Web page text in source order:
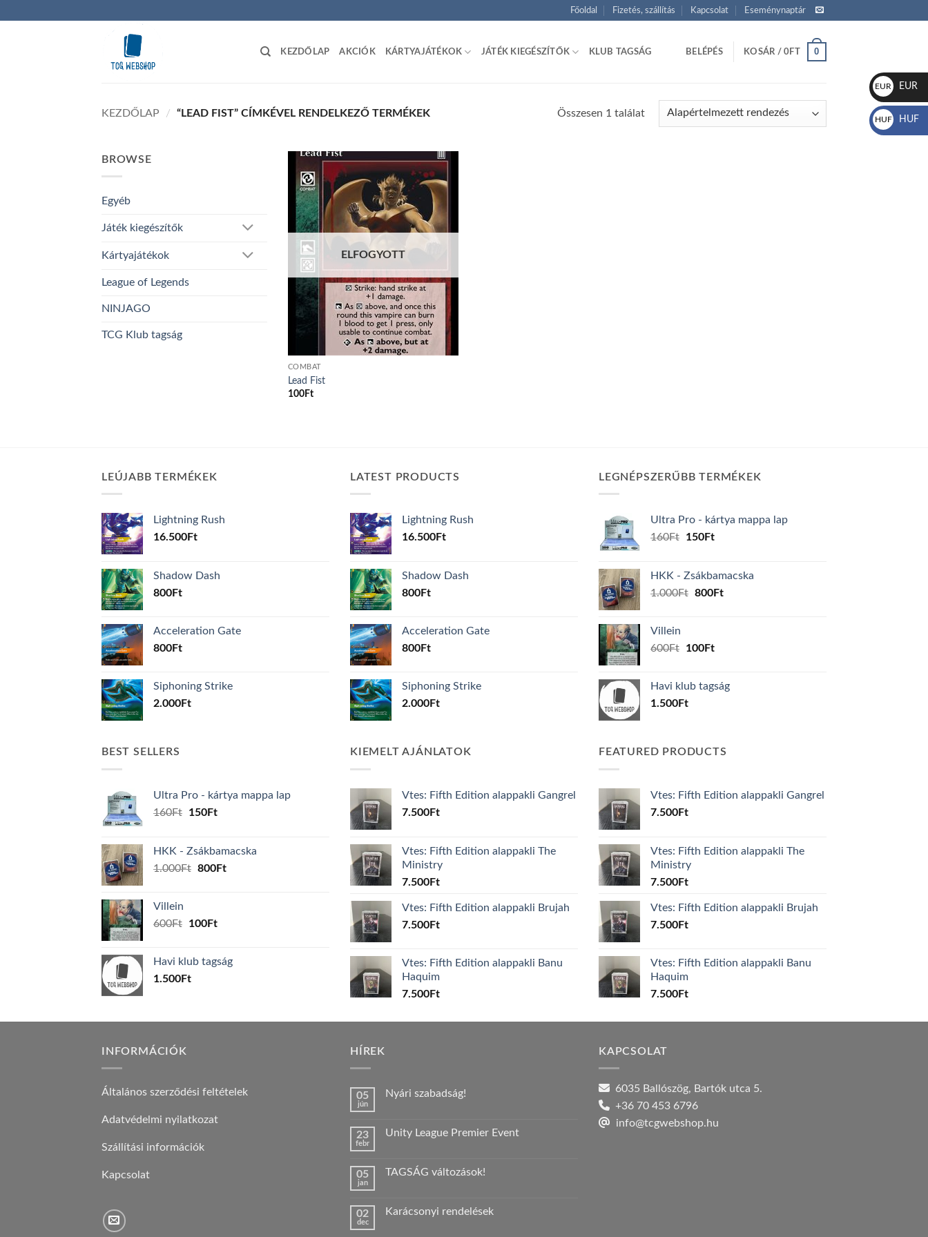
Főoldal Fizetés, szállítás Kapcsolat Eseménynaptár
KEZDŐLAP AKCIÓK KÁRTYAJÁTÉKOK JÁTÉK KIEGÉSZÍTŐK KLUB TAGSÁG BELÉPÉS KOSÁR /0FT 0
KEZDŐLAP / “LEAD FIST” CÍMKÉVEL RENDELKEZŐ TERMÉKEK Összesen 1 találat
BROWSE
Egyéb
Játék kiegészítők
Kártyajátékok
League of Legends
NINJAGO
TCG Klub tagság
Add to
wishlist
ELFOGYOTT
COMBAT
Lead Fist
100Ft
LEÚJABB TERMÉKEK
Lightning Rush
16.500Ft
Shadow Dash
800Ft
Acceleration Gate
800Ft
Siphoning Strike
2.000Ft
LATEST PRODUCTS
Lightning Rush
16.500Ft
Shadow Dash
800Ft
Acceleration Gate
800Ft
Siphoning Strike
2.000Ft
LEGNÉPSZERŰBB TERMÉKEK
Ultra Pro - kártya mappa lap
160Ft
Original
160Ft.
150FtCurrent
150Ft.
HKK - Zsákbamacska
1.000Ft Original
800FtCurrent
Villein
600Ft
Original
600Ft.
100FtCurrent
100Ft.
Havi klub tagság
1.500Ft
BEST SELLERS
Ultra Pro - kártya mappa lap
160Ft
Original
160Ft.
150FtCurrent
150Ft.
HKK - Zsákbamacska
1.000Ft Original
800FtCurrent
Villein
600Ft
Original
600Ft.
100FtCurrent
100Ft.
Havi klub tagság
1.500Ft
KIEMELT AJÁNLATOK
Vtes: Fifth Edition alappakli Gangrel
7.500Ft
Vtes: Fifth Edition alappakli The
Ministry
7.500Ft
Vtes: Fifth Edition alappakli Brujah
7.500Ft
Vtes: Fifth Edition alappakli Banu
Haquim
7.500Ft
FEATURED PRODUCTS
Vtes: Fifth Edition alappakli Gangrel
7.500Ft
Vtes: Fifth Edition alappakli The
Ministry
7.500Ft
Vtes: Fifth Edition alappakli Brujah
7.500Ft
Vtes: Fifth Edition alappakli Banu
Haquim
7.500Ft
INFORMÁCIÓK
Általános szerződési feltételek
Adatvédelmi nyilatkozat
Szállítási információk
Kapcsolat
HÍREK
05
jún
Nyári szabadság!
Nyári
23
febr
Unity League Premier Event
Unity
bejegyzéshez
05
jan
TAGSÁG változások!
TAGSÁG
02
dec
Karácsonyi rendelések
KAPCSOLAT
6035 Ballószög, Bartók utca 5.
+36 70 453 6796
info@tcgwebshop.hu
EUR
€
EUR
HUF
Ft
HUF